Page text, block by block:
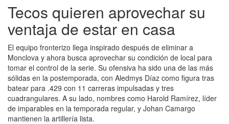
Tecos quieren aprovechar su
ventaja de estar en casa
El equipo fronterizo llega inspirado después de eliminar a
Monclova y ahora busca aprovechar su condición de local para
tomar el control de la serie. Su ofensiva ha sido una de las más
sólidas en la postemporada, con Aledmys Díaz como figura tras
batear para .429 con 11 carreras impulsadas y tres
cuadrangulares. A su lado, nombres como Harold Ramírez, líder
de imparables en la temporada regular, y Johan Camargo
mantienen la artillería lista.